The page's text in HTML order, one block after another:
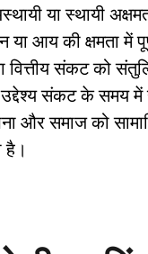
या स्थायी
या आय की क्षमता
वित्तीय संकट को
संकट के समय में
और समाज को
है।